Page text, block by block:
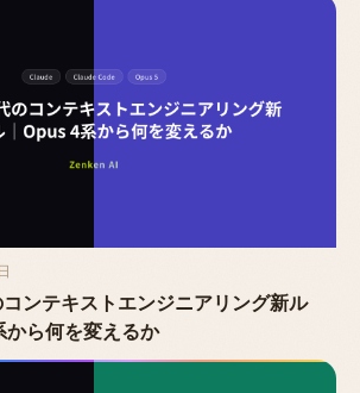
ンテキストエンジニアリング新ル
ら何を変えるか